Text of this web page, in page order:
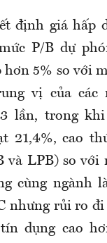
định giá hấp
P/B dự
hơn 5% so với
vị của các
lần, trong
21,4%, cao
và LPB) so với
cùng ngành
nhưng rủi ro
dụng cao